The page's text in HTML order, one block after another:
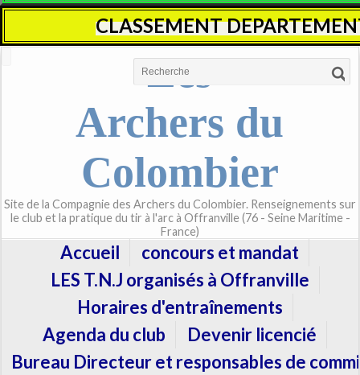
CLASSEMENT
Les
Archers du
Colombier
Site de la Compagnie des Archers du Colombier. Renseignements sur
le club et la pratique du tir à l'arc à Offranville (76 - Seine Maritime -
France)
Accueil
concours et mandat
LES T.N.J organisés à Offranville
Horaires d'entraînements
Agenda du club
Devenir licencié
Bureau Directeur et responsables de